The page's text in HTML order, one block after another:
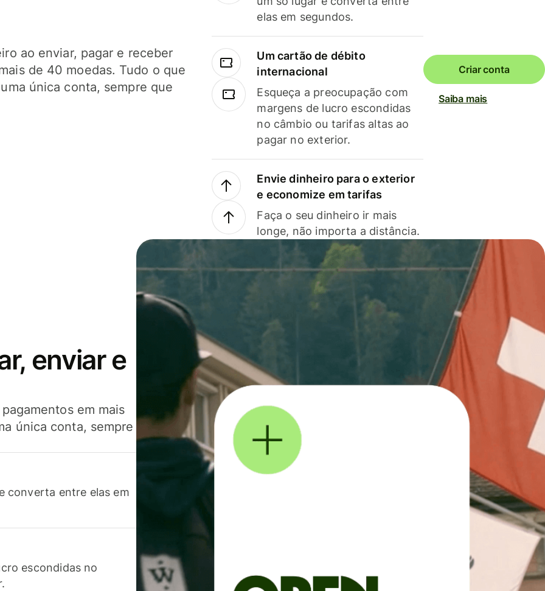
ao enviar, pagar e receber
de 40 moedas. Tudo o que
única conta, sempre que
elas em segundos.
Um cartão de débito
internacional
Esqueça a preocupação com
margens de lucro escondidas
no câmbio ou tarifas altas ao
pagar no exterior.
Envie dinheiro para o exterior
e economize em tarifas
Faça o seu dinheiro ir mais
longe, não importa a distância.
Criar conta
Saiba mais
enviar e
em mais
única conta, sempre
converta entre elas em
escondidas no